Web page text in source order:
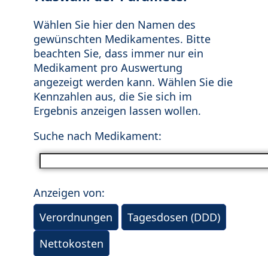
Wählen Sie hier den Namen des
gewünschten Medikamentes. Bitte
beachten Sie, dass immer nur ein
Medikament pro Auswertung
angezeigt werden kann. Wählen Sie die
Kennzahlen aus, die Sie sich im
Ergebnis anzeigen lassen wollen.
Suche nach Medikament:
Anzeigen von:
Verordnungen
Tagesdosen (DDD)
Nettokosten